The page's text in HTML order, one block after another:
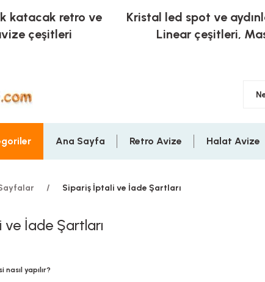
katacak retro ve
çeşitleri
Kristal led spot ve
Linear çeşitleri,
Ana Sayfa Retro Avize Halat Avize
Sipariş İptali ve İade Şartları
ve İade Şartları
yapılır?